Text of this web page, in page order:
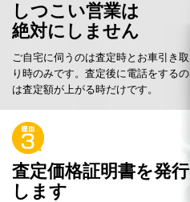
しつこい営業は
絶対にしません
ご自宅に伺うのは査定時とお車引き取
り時のみです。 査定後に電話をするの
は査定額が上がる時だけです。
査定価格証明書を発行
します